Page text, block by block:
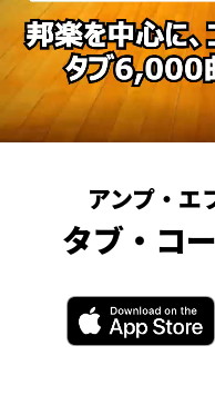
アンプ・エ
タブ・コ